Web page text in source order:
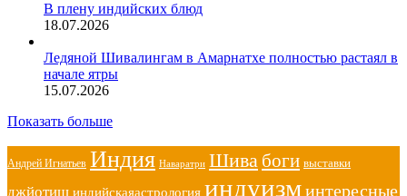
В плену индийских блюд
18.07.2026
Ледяной Шивалингам в Амарнатхе полностью растаял в
начале ятры
15.07.2026
Показать больше
Андрей Игнатьев Индия Наваратри Шива боги выставки
джйотиш индийскаяастрология индуизминтересные